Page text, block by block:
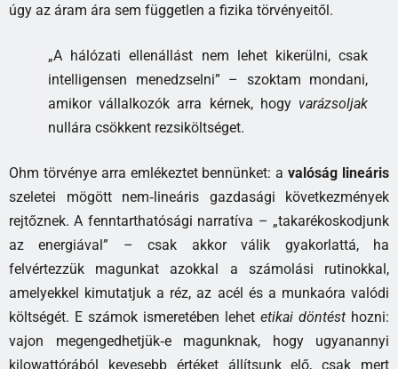
úgy az áram ára sem független a fizika törvényeitől.
„A hálózati ellenállást nem lehet kikerülni, csak
intelligensen menedzselni” – szoktam mondani,
amikor vállalkozók arra kérnek, hogy varázsoljak
nullára csökkent rezsiköltséget.
Ohm törvénye arra emlékeztet bennünket: avalóság lineáris
szeletei mögött nem‑lineáris gazdasági következmények
rejtőznek. A fenntarthatósági narratíva – „takarékoskodjunk
az energiával” – csak akkor válik gyakorlattá, ha
felvértezzük magunkat azokkal a számolási rutinokkal,
amelyekkel kimutatjuk a réz, az acél és a munkaóra valódi
költségét. E számok ismeretében lehet etikai döntést hozni:
vajon megengedhetjük‑e magunknak, hogy ugyanannyi
kilowattórából kevesebb értéket állítsunk elő, csak mert